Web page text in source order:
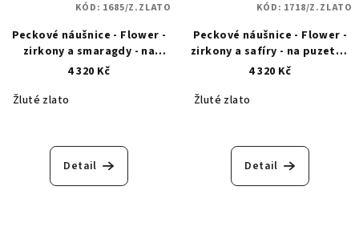
Peckové náušnice - Flower -
zirkony a smaragdy - na
puzetu - zlaté 1685
4 320 Kč
Žluté zlato
Detail
KÓD: 1685/Z.ZLATO
Peckové náušnice - Flower -
zirkony a safíry - na puzetu -
zlaté 1718
4 320 Kč
Žluté zlato
Detail
KÓD: 1718/Z.ZLATO